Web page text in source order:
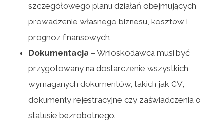
szczegółowego planu działań obejmujących
prowadzenie własnego biznesu, kosztów i
prognoz finansowych.
Dokumentacja – Wnioskodawca musi być
przygotowany na dostarczenie wszystkich
wymaganych dokumentów, takich jak CV,
dokumenty rejestracyjne czy zaświadczenia o
statusie bezrobotnego.